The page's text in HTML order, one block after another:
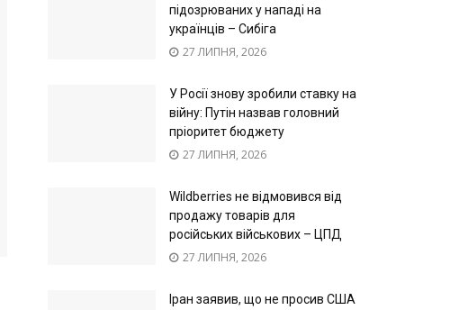
підозрюваних у нападі на
українців – Сибіга
27 ЛИПНЯ, 2026
У Росії знову зробили ставку на
війну: Путін назвав головний
пріоритет бюджету
27 ЛИПНЯ, 2026
Wildberries не відмовився від
продажу товарів для
російських військових – ЦПД
27 ЛИПНЯ, 2026
Іран заявив, що не просив США